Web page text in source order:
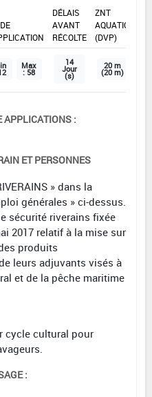
DÉLAIS
AVANT
RÉCOLTE
ZNT
AQUATIQUE
(DVP)
Max
: 58
14
Jour
(s)
20 m
(20 m)
APPLICATIONS :
ET PERSONNES
» dans la
générales » ci-dessus.
sécurité riverains fixée
2017 relatif à la mise sur
produits
leurs adjuvants visés à
et de la pêche maritime
cycle cultural pour
: